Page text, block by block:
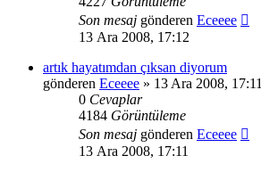
Son mesaj gönderen Eceeee
13 Ara 2008, 17:12
artık hayatımdan çıksan diyorum
gönderen Eceeee » 13 Ara 2008, 17:11
0 Cevaplar
4184 Görüntüleme
Son mesaj gönderen Eceeee
13 Ara 2008, 17:11